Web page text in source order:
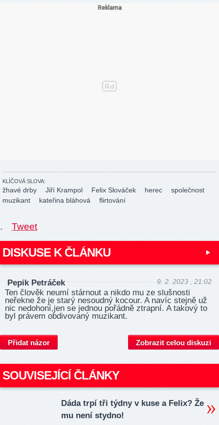
KLÍČOVÁ SLOVA:
žhavé drby Jiří Krampol Felix Slováček herec
společnost
muzikant
kateřina bláhová flirtování
. Tweet
DISKUSE K ČLÁNKU
Pepik Petráček 9. 2. 2023 , 21:02
Ten člověk neumí stárnout a nikdo mu ze slušnosti
neřekne že je starý nesoudný kocour. A navíc stejně už
nic nedohoní,jen se jednou pořádně ztrapní. A takový to
byl právem obdivovaný muzikant.
Přidat názor Zobrazit celou diskuzi
SOUVISEJÍCÍ ČLÁNKY
Dáda trpí tři týdny v kuse a Felix? Že
mu není stydno!